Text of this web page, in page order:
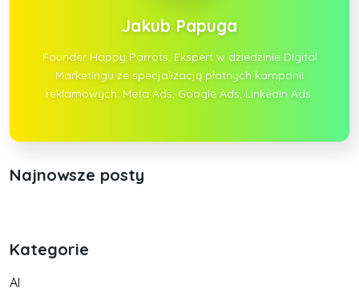
Jakub Papuga
Founder Happy Parrots. Ekspert w dziedzinie Digital
Marketingu ze specjalizacją płatnych kampanii
reklamowych: Meta Ads, Google Ads, LinkedIn Ads.
Najnowsze posty
Kategorie
AI